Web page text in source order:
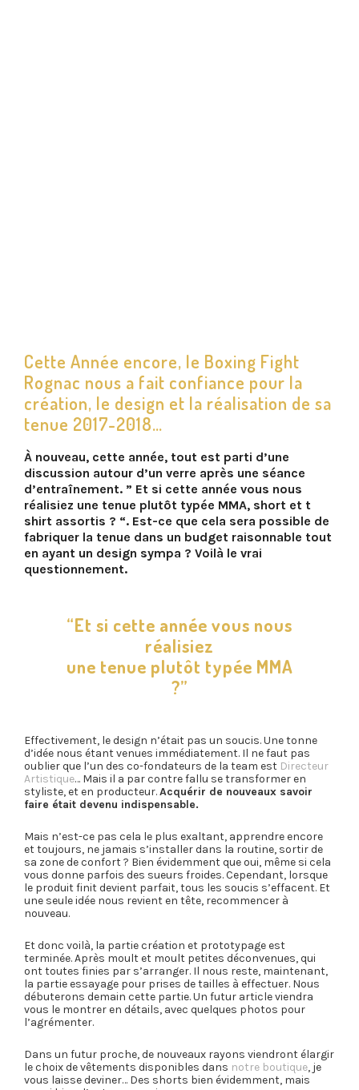
Cette Année encore, le Boxing Fight
Rognac nous a fait confiance pour la
création, le design et la réalisation de sa
tenue 2017-2018…
À nouveau, cette année, tout est parti d’une
discussion autour d’un verre après une séance
d’entraînement. ” Et si cette année vous nous
réalisiez une tenue plutôt typée MMA, short et t
shirt assortis ? “. Est-ce que cela sera possible de
fabriquer la tenue dans un budget raisonnable tout
en ayant un design sympa ? Voilà le vrai
questionnement.
“Et si cette année vous nous
réalisiez
une tenue plutôt typée MMA
?”
Effectivement, le design n’était pas un soucis. Une tonne
d’idée nous étant venues immédiatement. Il ne faut pas
oublier que l’un des co-fondateurs de la team est Directeur
Artistique… Mais il a par contre fallu se transformer en
styliste, et en producteur.Acquérir de nouveaux savoir
faire était devenu indispensable.
Mais n’est-ce pas cela le plus exaltant, apprendre encore
et toujours, ne jamais s’installer dans la routine, sortir de
sa zone de confort ? Bien évidemment que oui, même si cela
vous donne parfois des sueurs froides. Cependant, lorsque
le produit finit devient parfait, tous les soucis s’effacent. Et
une seule idée nous revient en tête, recommencer à
nouveau.
Et donc voilà, la partie création et prototypage est
terminée. Après moult et moult petites déconvenues, qui
ont toutes finies par s’arranger. Il nous reste, maintenant,
la partie essayage pour prises de tailles à effectuer. Nous
débuterons demain cette partie. Un futur article viendra
vous le montrer en détails, avec quelques photos pour
l’agrémenter.
Dans un futur proche, de nouveaux rayons viendront élargir
le choix de vêtements disponibles dans notre boutique, je
vous laisse deviner… Des shorts bien évidemment, mais